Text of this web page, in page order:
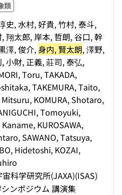
類
史, 水村, 好貴, 竹村, 泰斗,
翔太郎, 岸本, 哲朗, 谷口, 幹
澤, 俊介, 身内, 賢太朗, 澤野,
小財, 正義, 莊司, 泰弘,
Toru, TAKADA,
TAKEMURA, Taito,
Mitsuru, KOMURA, Shotaro,
Tomoyuki,
KUROSAWA,
SAWANO, Tatsuya,
Hidetoshi, KOZAI,
科学研究所(JAXA)(ISAS)
ンポジウム 講演集